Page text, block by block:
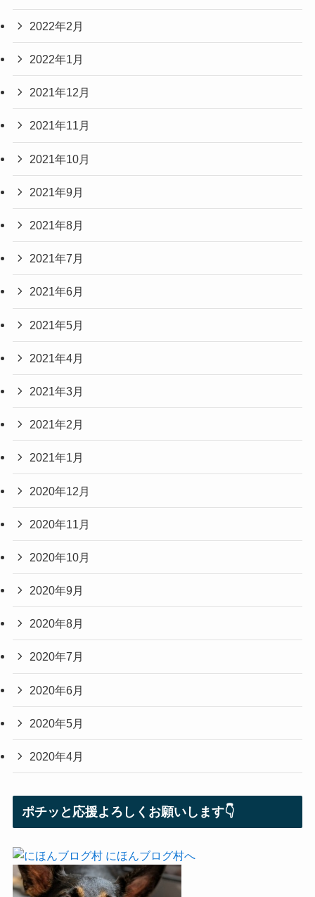
2022年2月
2022年1月
2021年12月
2021年11月
2021年10月
2021年9月
2021年8月
2021年7月
2021年6月
2021年5月
2021年4月
2021年3月
2021年2月
2021年1月
2020年12月
2020年11月
2020年10月
2020年9月
2020年8月
2020年7月
2020年6月
2020年5月
2020年4月
ポチッと応援よろしくお願いします👇